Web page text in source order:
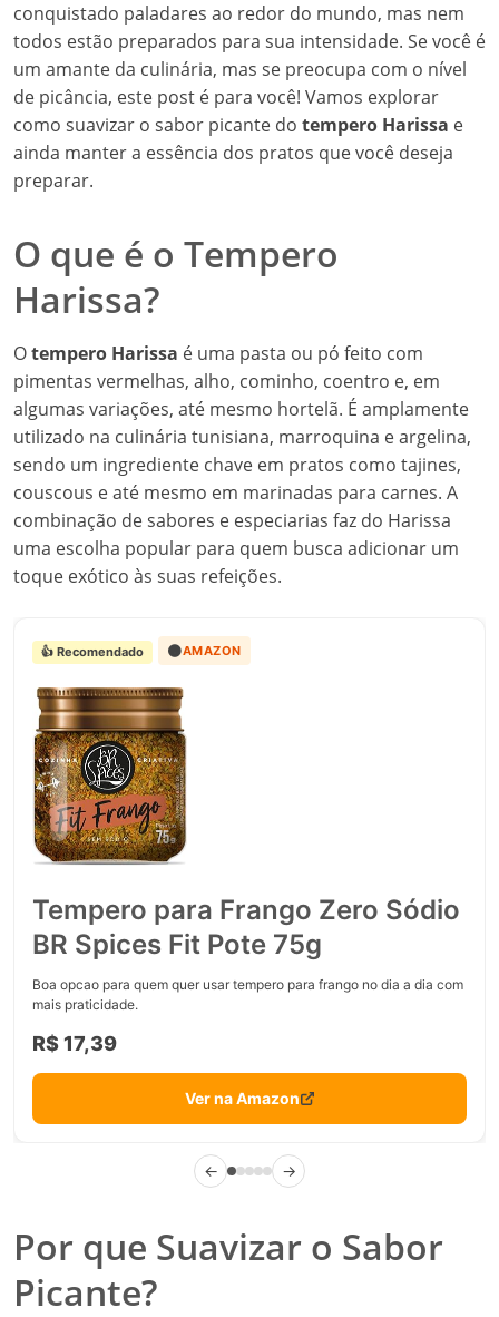
conquistado paladares ao redor do mundo, mas nem
todos estão preparados para sua intensidade. Se você é
um amante da culinária, mas se preocupa com o nível
de picância, este post é para você! Vamos explorar
como suavizar o sabor picante do tempero Harissa e
ainda manter a essência dos pratos que você deseja
preparar.
O que é o Tempero
Harissa?
Otempero Harissa é uma pasta ou pó feito com
pimentas vermelhas, alho, cominho, coentro e, em
algumas variações, até mesmo hortelã. É amplamente
utilizado na culinária tunisiana, marroquina e argelina,
sendo um ingrediente chave em pratos como tajines,
couscous e até mesmo em marinadas para carnes. A
combinação de sabores e especiarias faz do Harissa
uma escolha popular para quem busca adicionar um
toque exótico às suas refeições.
👍 Recomendado 🟠AMAZON
Tempero para Frango Zero Sódio
BR Spices Fit Pote 75g
Boa opcao para quem quer usar tempero para frango no dia a dia com
mais praticidade.
R$ 17,39
Ver na Amazon
← →
Por que Suavizar o Sabor
Picante?